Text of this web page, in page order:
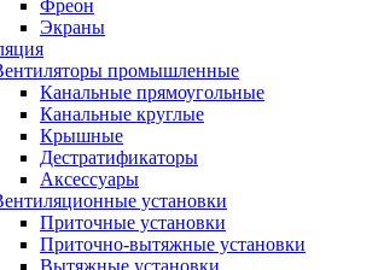
Фреон
Экраны
промышленные
Канальные прямоугольные
Канальные круглые
Крышные
Дестратификаторы
Аксессуары
установки
Приточные установки
Приточно-вытяжные установки
Вытяжные установки